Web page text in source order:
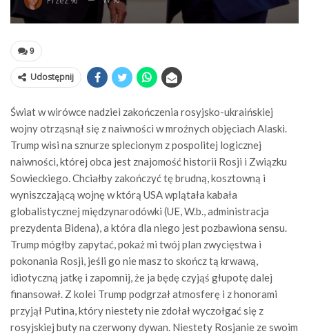
9
Udostępnij
Świat w wirówce nadziei zakończenia rosyjsko-ukraińskiej
wojny otrząsnął się z naiwności w mroźnych objęciach Alaski.
Trump wisi na sznurze splecionym z pospolitej logicznej
naiwności, której obca jest znajomość historii Rosji i Związku
Sowieckiego. Chciałby zakończyć tę brudną, kosztowną i
wyniszczającą wojnę w którą USA wplątała kabała
globalistycznej międzynarodówki (UE, W.b., administracja
prezydenta Bidena), a która dla niego jest pozbawiona sensu.
Trump mógłby zapytać, pokaż mi twój plan zwycięstwa i
pokonania Rosji, jeśli go nie masz to skończ tą krwawą,
idiotyczną jatkę i zapomnij, że ja będę czyjąś głupotę dalej
finansował. Z kolei Trump podgrzał atmosferę i z honorami
przyjął Putina, który niestety nie zdołał wyczołgać się z
rosyjskiej buty na czerwony dywan. Niestety Rosjanie ze swoim